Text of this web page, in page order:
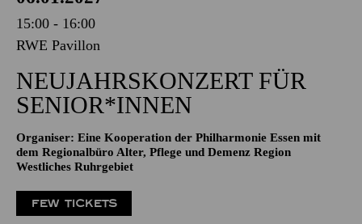
15:00 - 16:00
RWE Pavillon
NEUJAHRSKONZERT FÜR
SENIOR*INNEN
Organiser: Eine Kooperation der Philharmonie Essen mit
dem Regionalbüro Alter, Pflege und Demenz Region
Westliches Ruhrgebiet
FEW TICKETS